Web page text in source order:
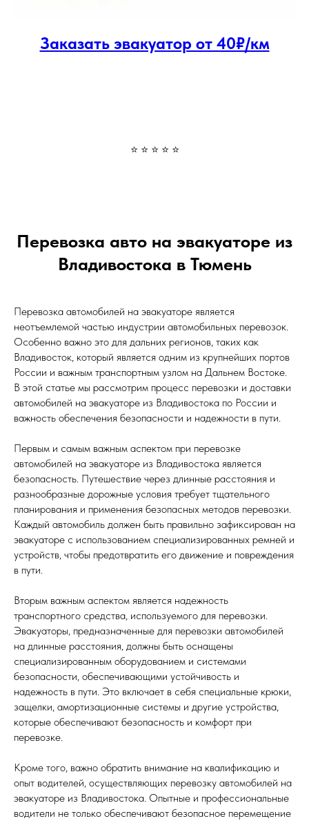
Заказать эвакуатор от 40₽/км
⭐ ⭐ ⭐ ⭐ ⭐
Перевозка авто на эвакуаторе из
Владивостока в Тюмень
Перевозка автомобилей на эвакуаторе является
неотъемлемой частью индустрии автомобильных перевозок.
Особенно важно это для дальних регионов, таких как
Владивосток, который является одним из крупнейших портов
России и важным транспортным узлом на Дальнем Востоке.
В этой статье мы рассмотрим процесс перевозки и доставки
автомобилей на эвакуаторе из Владивостока по России и
важность обеспечения безопасности и надежности в пути.
Первым и самым важным аспектом при перевозке
автомобилей на эвакуаторе из Владивостока является
безопасность. Путешествие через длинные расстояния и
разнообразные дорожные условия требует тщательного
планирования и применения безопасных методов перевозки.
Каждый автомобиль должен быть правильно зафиксирован на
эвакуаторе с использованием специализированных ремней и
устройств, чтобы предотвратить его движение и повреждения
в пути.
Вторым важным аспектом является надежность
транспортного средства, используемого для перевозки.
Эвакуаторы, предназначенные для перевозки автомобилей
на длинные расстояния, должны быть оснащены
специализированным оборудованием и системами
безопасности, обеспечивающими устойчивость и
надежность в пути. Это включает в себя специальные крюки,
защелки, амортизационные системы и другие устройства,
которые обеспечивают безопасность и комфорт при
перевозке.
Кроме того, важно обратить внимание на квалификацию и
опыт водителей, осуществляющих перевозку автомобилей на
эвакуаторе из Владивостока. Опытные и профессиональные
водители не только обеспечивают безопасное перемещение